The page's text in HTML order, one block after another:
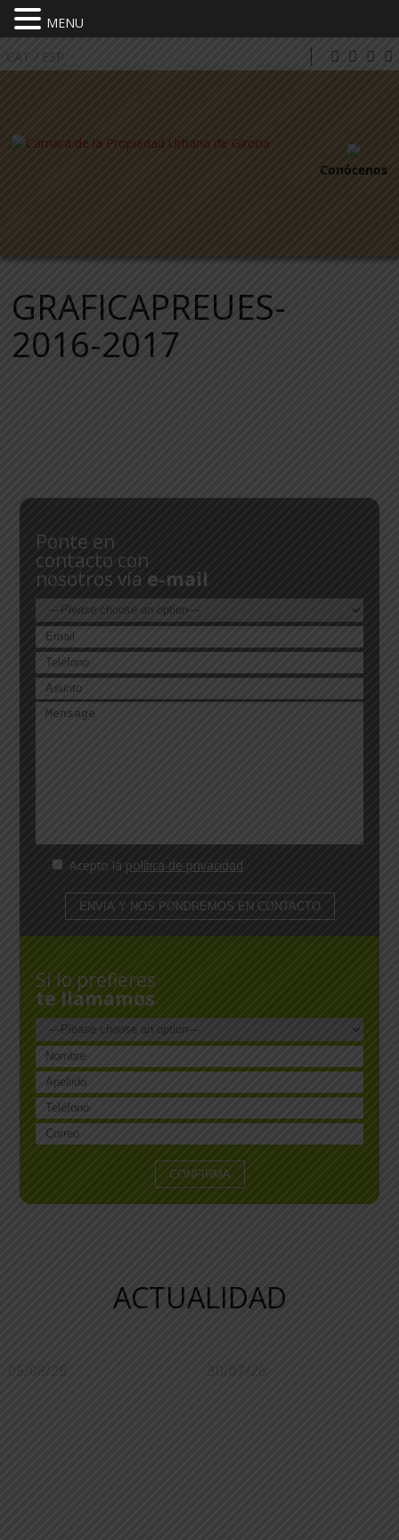
CAT / ESP
Conócenos
GRAFICAPREUES-
2016-2017
Ponte en
contacto con
nosotros vía e-mail
Acepto la política de privacidad
Si lo prefieres
te llamamos
ACTUALIDAD
05/08/26 30/07/26
MENU